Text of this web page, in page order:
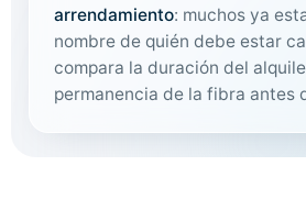
arrendamiento: muchos ya
nombre de quién debe estar
compara la duración del
permanencia de la fibra antes